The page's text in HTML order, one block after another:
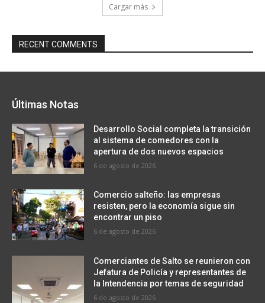
Cargar más
RECENT COMMENTS
Últimas Notas
Desarrollo Social completa la transición
al sistema de comedores con la
apertura de dos nuevos espacios
6 de agosto de 2026
Comercio salteño: las empresas
resisten, pero la economía sigue sin
encontrar un piso
6 de agosto de 2026
Comerciantes de Salto se reunieron con
Jefatura de Policía y representantes de
la Intendencia por temas de seguridad
6 de agosto de 2026